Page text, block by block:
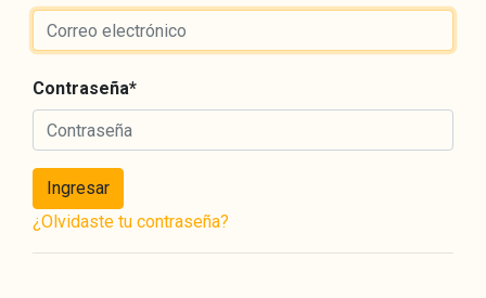
Contraseña*
Ingresar
¿Olvidaste tu contraseña?